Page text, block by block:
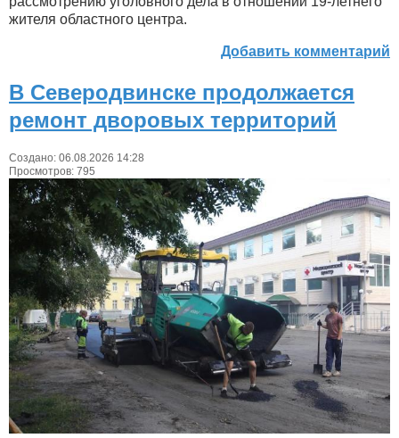
жителя областного центра.
Добавить комментарий
В Северодвинске продолжается
ремонт дворовых территорий
Создано: 06.08.2026 14:28
Просмотров: 795